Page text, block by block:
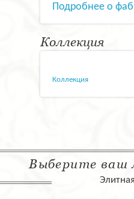
Подробнее о
Коллекция
Коллекция
Выберите ваш